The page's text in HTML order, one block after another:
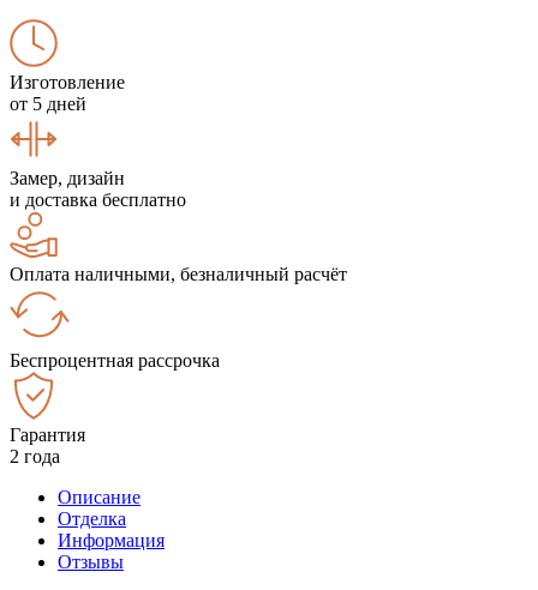
Изготовление
от 5 дней
Замер, дизайн
и доставка бесплатно
Оплата наличными, безналичный расчёт
Беспроцентная рассрочка
Гарантия
2 года
Описание
Отделка
Информация
Отзывы